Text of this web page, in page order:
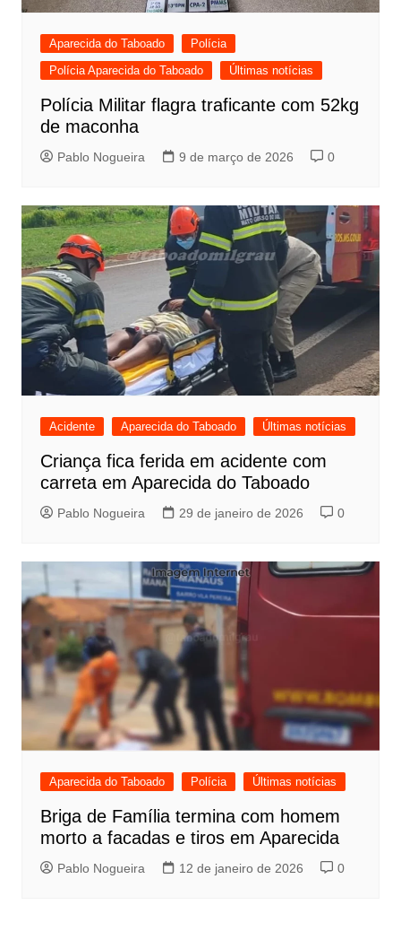
Aparecida do Taboado
Polícia
Polícia Aparecida do Taboado
Últimas notícias
Polícia Militar flagra traficante com 52kg
de maconha
Pablo Nogueira 9 de março de 2026 0
Acidente Aparecida do Taboado Últimas notícias
Criança fica ferida em acidente com
carreta em Aparecida do Taboado
Pablo Nogueira 29 de janeiro de 2026 0
Aparecida do Taboado Polícia Últimas notícias
Briga de Família termina com homem
morto a facadas e tiros em Aparecida
Pablo Nogueira 12 de janeiro de 2026 0